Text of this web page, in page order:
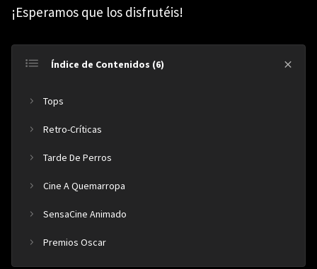
¡Esperamos que los disfrutéis!
Índice de Contenidos (6)
Tops
Retro-Críticas
Tarde De Perros
Cine A Quemarropa
SensaCine Animado
Premios Oscar